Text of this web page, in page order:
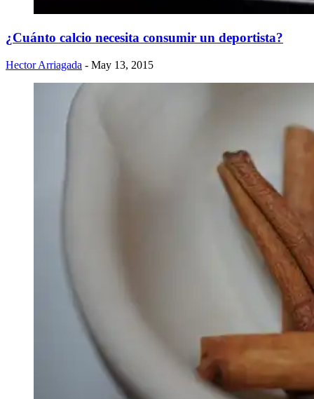
¿Cuánto calcio necesita consumir un deportista?
Hector Arriagada - May 13, 2015